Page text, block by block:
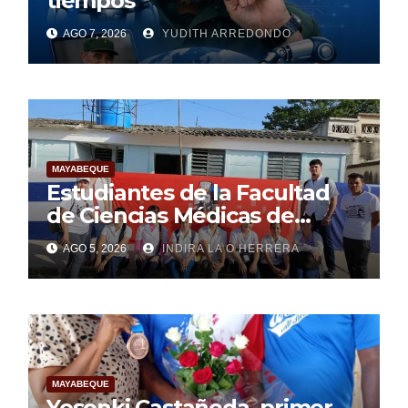
AGO 7, 2026 YUDITH ARREDONDO
MAYABEQUE
Estudiantes de la Facultad
de Ciencias Médicas de
Mayabeque realizan
pesquisa
AGO 5, 2026 INDIRA LA O HERRERA
MAYABEQUE